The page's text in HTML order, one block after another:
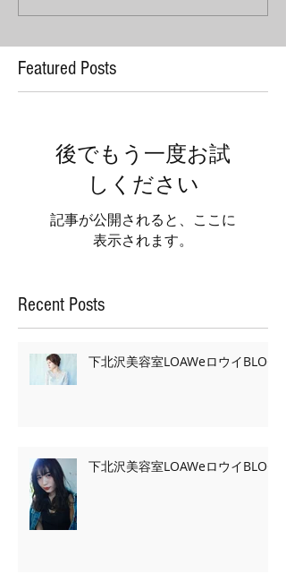
Featured Posts
後でもう一度お試
しください
記事が公開されると、ここに
表示されます。
Recent Posts
下北沢美容室LOAWeロウイBLOG
下北沢美容室LOAWeロウイBLOG